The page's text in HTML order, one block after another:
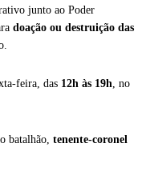
junto ao Poder
doação ou destruição das
feira, das 12h às 19h , no
batalhão, tenente-coronel